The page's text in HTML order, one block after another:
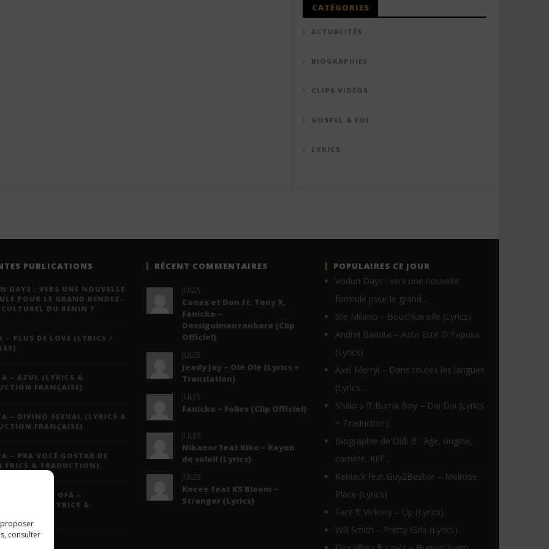
proposer
consulter
CATÉGORIES
ACTUALITÉS
BIOGRAPHIES
CLIPS VIDÉOS
GOSPEL & FOI
LYRICS
PUBLICATIONS
DAYS : VERS UNE NOUVELLE
POUR LE GRAND RENDEZ-
DU BÉNIN ?
– PLUS DE LOVE (LYRICS /
– AZUL (LYRICS &
FRANÇAISE)
– DIVINO SEXUAL (LYRICS &
FRANÇAISE)
– PRA VOCÊ GOSTAR DE
& TRADUCTION)
FT. GRUPO OFÁ –
(LYRICS &
RÉCENT COMMENTAIRES
JULES
Conex et Don ft. Tony X,
Fanicko –
Dessiguimanzanbera (Clip
Officiel)
JULES
Jeady Jay – Olé Olé (Lyrics +
Translation)
JULES
Fanicko – Folies (Clip Officiel)
JULES
Nikanor feat Kiko – Rayon
de soleil (Lyrics)
JULES
Kocee feat KS Bloom –
Stranger (Lyrics)
POPULAIRES CE JOUR
Vodun Days : vers une nouvelle
formule pour le grand…
Ste Milano – Bouchkaraille (Lyrics)
Andrei Banuta – Asta Este O Papusa
(Lyrics)
Axel Merryl – Dans toutes les langues
(Lyrics…
Shakira ft Burna Boy – Dai Dai (Lyrics
+ Traduction)
Biographie de Didi B : âge, origine,
carrière, Kiff…
Keblack feat Guy2Bezbar – Melrose
Place (Lyrics)
Sarz ft Victony – Up (Lyrics)
Will Smith – Pretty Girls (Lyrics)